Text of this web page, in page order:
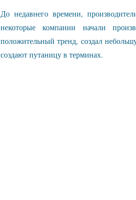
До недавнего времени,
некоторые компании начали
положительный тренд, создал
создают путаницу в терминах.